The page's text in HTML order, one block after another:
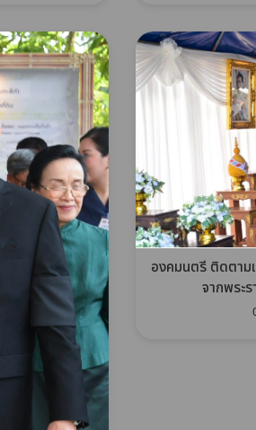
องคมนตรี ติดตาม
จากพระ